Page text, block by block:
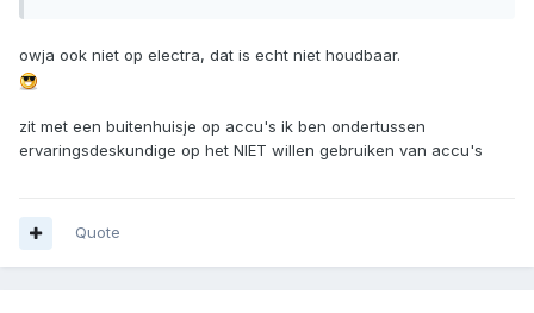
owja ook niet op electra, dat is echt niet houdbaar.
zit met een buitenhuisje op accu's ik ben ondertussen
ervaringsdeskundige op het NIET willen gebruiken van accu's
Quote